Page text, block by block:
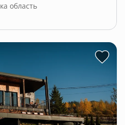
область